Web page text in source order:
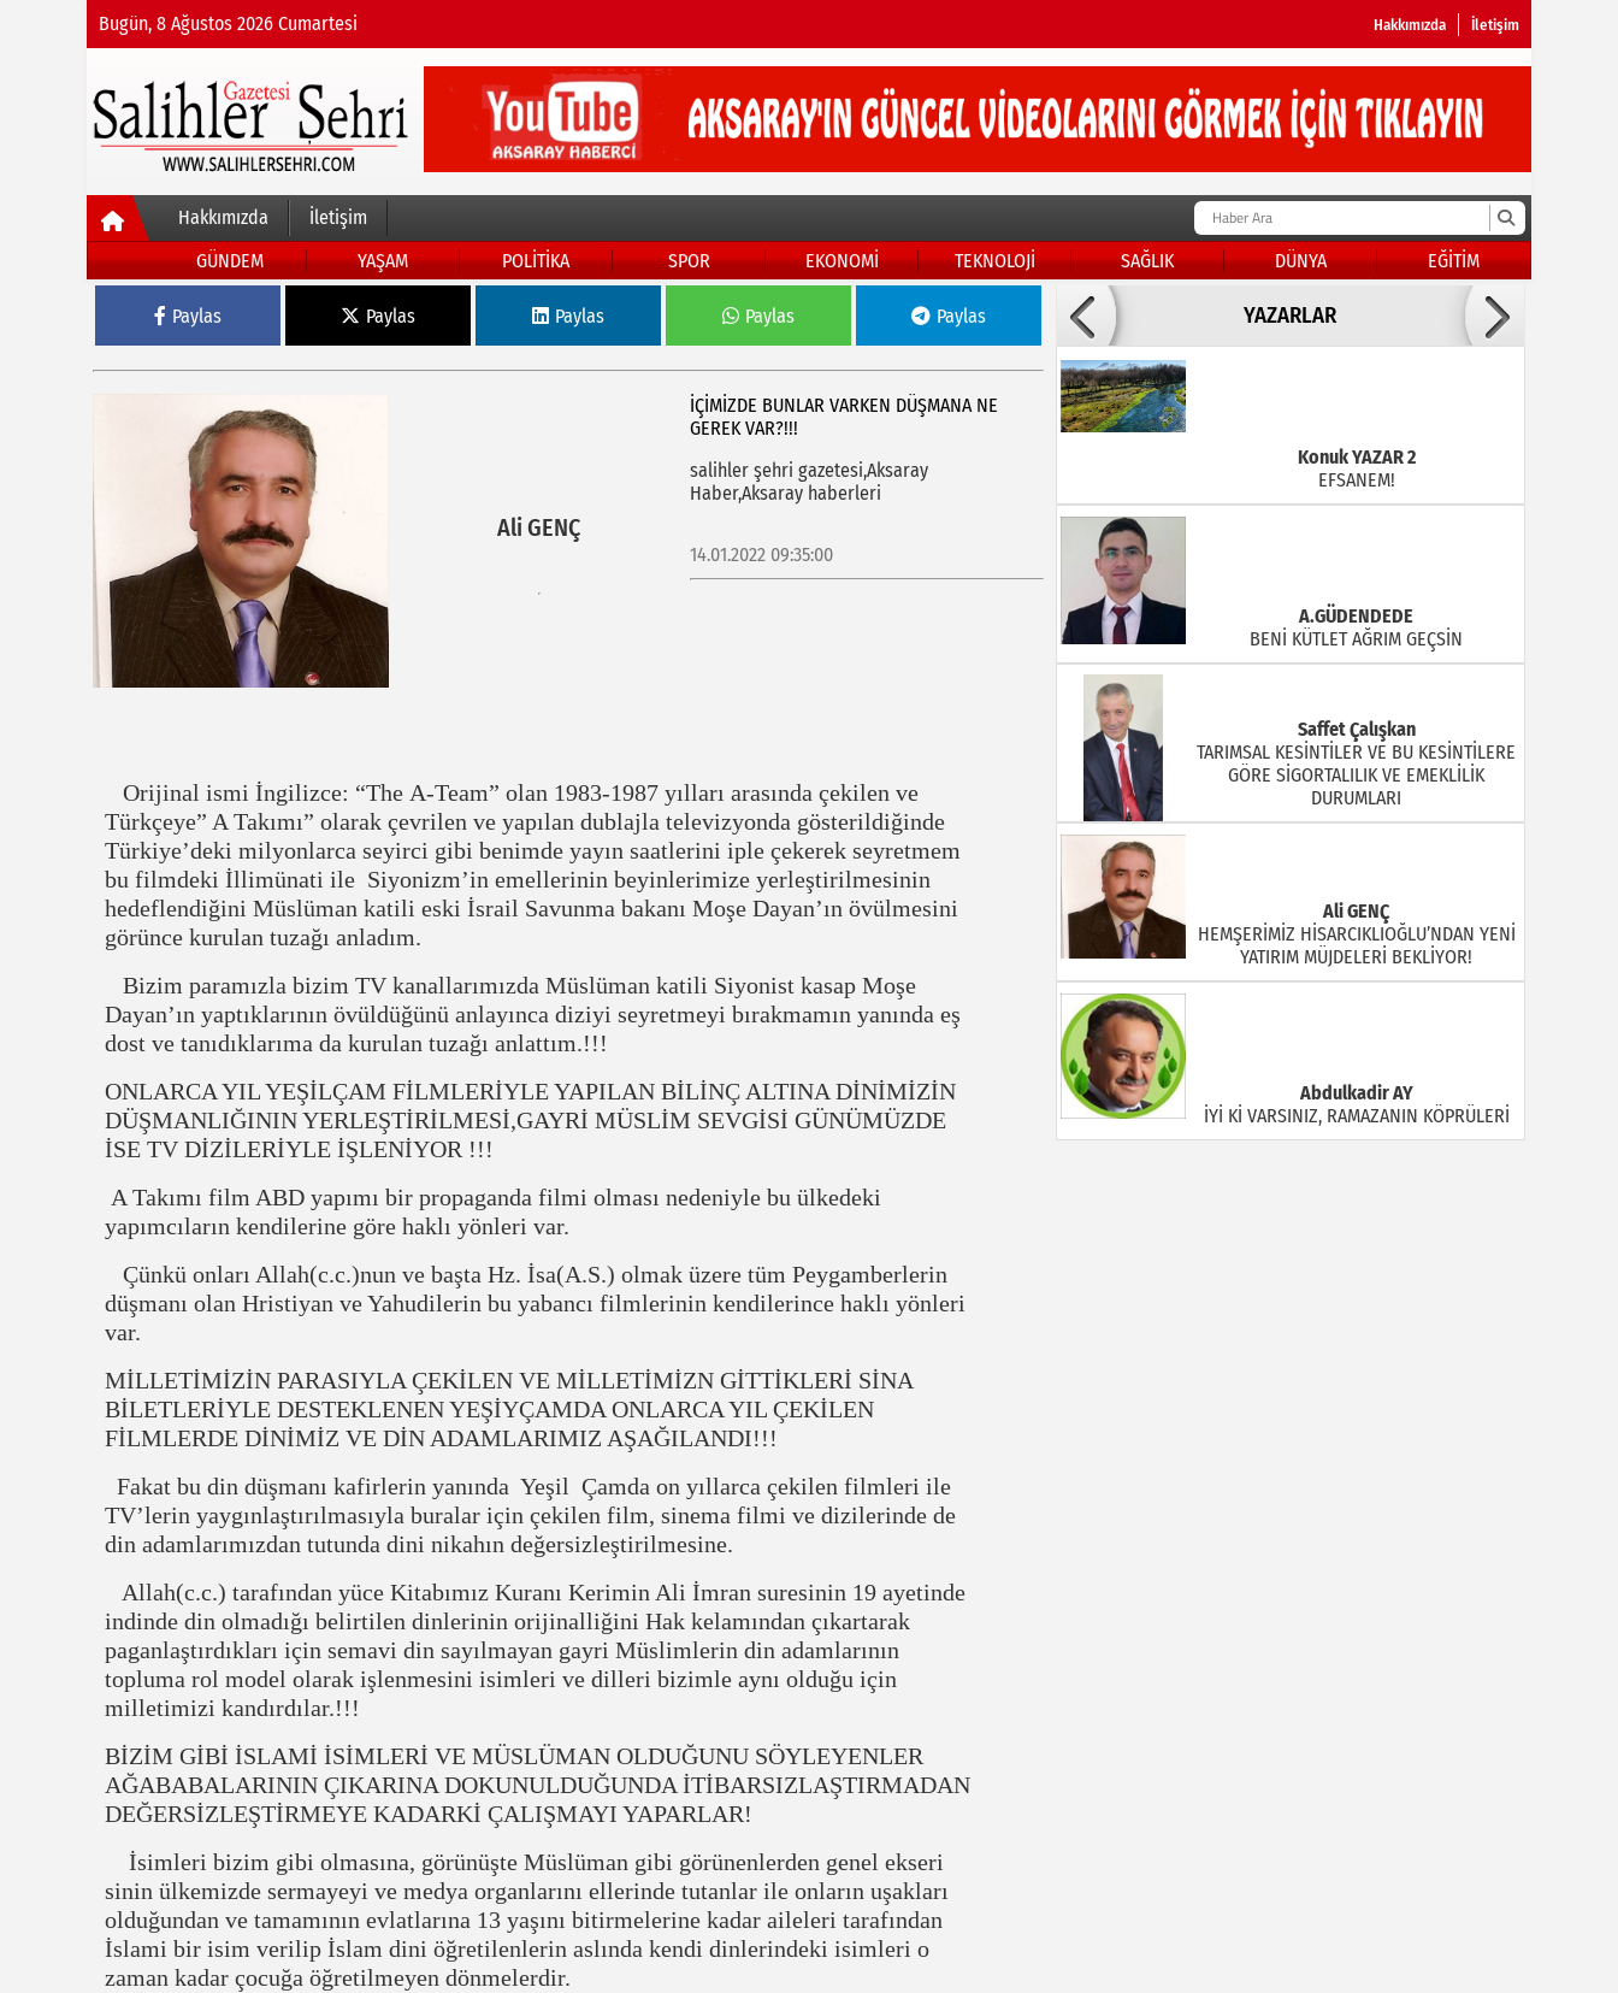
Bugün, 8 Ağustos 2026 Cumartesi Hakkımızda İletişim
Hakkımızda
İletişim
GÜNDEM
YAŞAM POLİTİKA SPOR EKONOMİ TEKNOLOJİ SAĞLIK DÜNYA EĞİTİM
Paylas Paylas Paylas Paylas Paylas
Ali GENÇ
İÇİMİZDE BUNLAR VARKEN DÜŞMANA NE
GEREK VAR?!!!
salihler şehri gazetesi,Aksaray
Haber,Aksaray haberleri
14.01.2022 09:35:00
Orijinal ismi İngilizce: “The A-Team” olan 1983-1987 yılları arasında çekilen ve
Türkçeye” A Takımı” olarak çevrilen ve yapılan dublajla televizyonda gösterildiğinde
Türkiye’deki milyonlarca seyirci gibi benimde yayın saatlerini iple çekerek seyretmem
bu filmdeki İllimünati ile Siyonizm’in emellerinin beyinlerimize yerleştirilmesinin
hedeflendiğini Müslüman katili eski İsrail Savunma bakanı Moşe Dayan’ın övülmesini
görünce kurulan tuzağı anladım.
Bizim paramızla bizim TV kanallarımızda Müslüman katili Siyonist kasap Moşe
Dayan’ın yaptıklarının övüldüğünü anlayınca diziyi seyretmeyi bırakmamın yanında eş
dost ve tanıdıklarıma da kurulan tuzağı anlattım.!!!
ONLARCA YIL YEŞİLÇAM FİLMLERİYLE YAPILAN BİLİNÇ ALTINA DİNİMİZİN
DÜŞMANLIĞININ YERLEŞTİRİLMESİ,GAYRİ MÜSLİM SEVGİSİ GÜNÜMÜZDE
İSE TV DİZİLERİYLE İŞLENİYOR !!!
A Takımı film ABD yapımı bir propaganda filmi olması nedeniyle bu ülkedeki
yapımcıların kendilerine göre haklı yönleri var.
Çünkü onları Allah(c.c.)nun ve başta Hz. İsa(A.S.) olmak üzere tüm Peygamberlerin
düşmanı olan Hristiyan ve Yahudilerin bu yabancı filmlerinin kendilerince haklı yönleri
var.
MİLLETİMİZİN PARASIYLA ÇEKİLEN VE MİLLETİMİZN GİTTİKLERİ SİNA
BİLETLERİYLE DESTEKLENEN YEŞİYÇAMDA ONLARCA YIL ÇEKİLEN
FİLMLERDE DİNİMİZ VE DİN ADAMLARIMIZ AŞAĞILANDI!!!
Fakat bu din düşmanı kafirlerin yanında Yeşil Çamda on yıllarca çekilen filmleri ile
TV’lerin yaygınlaştırılmasıyla buralar için çekilen film, sinema filmi ve dizilerinde de
din adamlarımızdan tutunda dini nikahın değersizleştirilmesine.
Allah(c.c.) tarafından yüce Kitabımız Kuranı Kerimin Ali İmran suresinin 19 ayetinde
indinde din olmadığı belirtilen dinlerinin orijinalliğini Hak kelamından çıkartarak
paganlaştırdıkları için semavi din sayılmayan gayri Müslimlerin din adamlarının
topluma rol model olarak işlenmesini isimleri ve dilleri bizimle aynı olduğu için
milletimizi kandırdılar.!!!
BİZİM GİBİ İSLAMİ İSİMLERİ VE MÜSLÜMAN OLDUĞUNU SÖYLEYENLER
AĞABABALARININ ÇIKARINA DOKUNULDUĞUNDA İTİBARSIZLAŞTIRMADAN
DEĞERSİZLEŞTİRMEYE KADARKİ ÇALIŞMAYI YAPARLAR!
İsimleri bizim gibi olmasına, görünüşte Müslüman gibi görünenlerden genel ekseri
sinin ülkemizde sermayeyi ve medya organlarını ellerinde tutanlar ile onların uşakları
olduğundan ve tamamının evlatlarına 13 yaşını bitirmelerine kadar aileleri tarafından
İslami bir isim verilip İslam dini öğretilenlerin aslında kendi dinlerindeki isimleri o
zaman kadar çocuğa öğretilmeyen dönmelerdir.
YAZARLAR
KADER DİYEMEZSİN SEN KENDİN ETTİN
Konuk YAZAR 2
EFSANEM!
A.GÜDENDEDE
BENİ KÜTLET AĞRIM GEÇSİN
Saffet Çalışkan
TARIMSAL KESİNTİLER VE BU KESİNTİLERE
GÖRE SİGORTALILIK VE EMEKLİLİK
DURUMLARI
Ali GENÇ
HEMŞERİMİZ HİSARCIKLIOĞLU’NDAN YENİ
YATIRIM MÜJDELERİ BEKLİYOR!
Abdulkadir AY
İYİ Kİ VARSINIZ, RAMAZANIN KÖPRÜLERİ